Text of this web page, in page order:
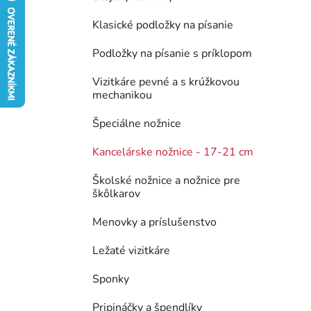
Klasické podložky na písanie
Podložky na písanie s príklopom
Vizitkáre pevné a s krúžkovou
mechanikou
Špeciálne nožnice
Kancelárske nožnice - 17-21 cm
Školské nožnice a nožnice pre
škôlkarov
Menovky a príslušenstvo
Ležaté vizitkáre
Sponky
Pripináčky a špendlíky